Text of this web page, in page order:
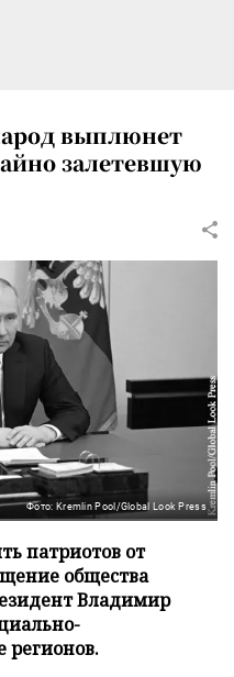
выплюнет
залетевшую
Фото: Kremlin Pool/Global Look Press
патриотов от
общества
Владимир
регионов.